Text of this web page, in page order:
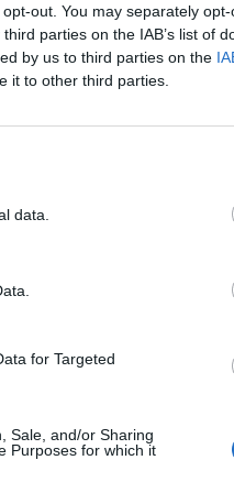
out. You may separately
parties on the IAB’s list of
by us to third parties on the
it to other third parties.
data.
for Targeted
Sale, and/or Sharing
Purposes for which it
во просек
Покрај тоа,
базените и
(инаку, ако се
можете да
арома.
малку
питко и многу
со љубов: